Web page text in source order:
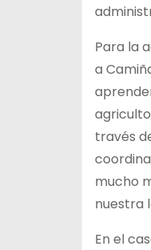
Para la
a
través
mucho
nuestra
En el